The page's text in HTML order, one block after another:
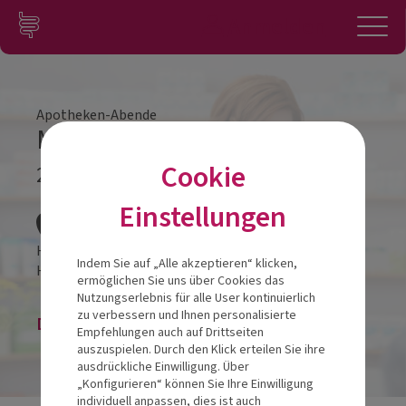
Zum Inhalt springen
Konto
Apotheken-Abende
Mund-Darm Achse
23.04.2024
Hotel Moserhof
Hauptstraße 489871Seeboden
Die Veranstaltung ist beendet.
Cookie
Einstellungen
Indem Sie auf „Alle akzeptieren“ klicken,
ermöglichen Sie uns über Cookies das
Nutzungserlebnis für alle User kontinuierlich
zu verbessern und Ihnen personalisierte
Empfehlungen auch auf Drittseiten
auszuspielen. Durch den Klick erteilen Sie ihre
ausdrückliche Einwilligung. Über
„Konfigurieren“ können Sie Ihre Einwilligung
individuell anpassen, dies ist auch